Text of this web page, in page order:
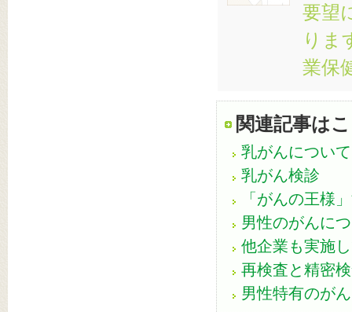
要望
りま
業保
関連記事は
乳がんについて
乳がん検診
「がんの王様
男性のがんに
他企業も実施
再検査と精密
男性特有のが